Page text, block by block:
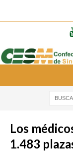
Los
1.483